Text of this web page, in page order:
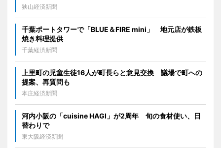
狭山経済新聞
千葉ポートタワーで「BLUE＆FIRE mini」 地元店が鉄板
焼き料理提供
千葉経済新聞
上里町の児童生徒16人が町長らと意見交換 議場で町への
提案、再質問も
本庄経済新聞
河内小阪の「cuisine HAGI」が2周年 旬の食材使い、日
替わりで
東大阪経済新聞